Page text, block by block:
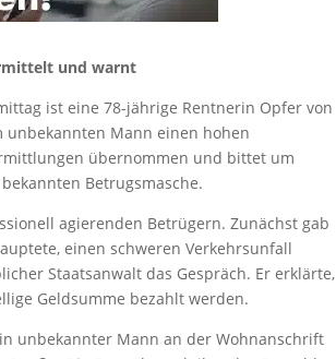
und warnt
ist eine 78-jährige Rentnerin Opfer von
Mann einen hohen
übernommen und bittet um
Betrugsmasche.
agierenden Betrügern. Zunächst gab
einen schweren Verkehrsunfall
Staatsanwalt das Gespräch. Er erklärte,
Geldsumme bezahlt werden.
unbekannter Mann an der Wohnanschrift